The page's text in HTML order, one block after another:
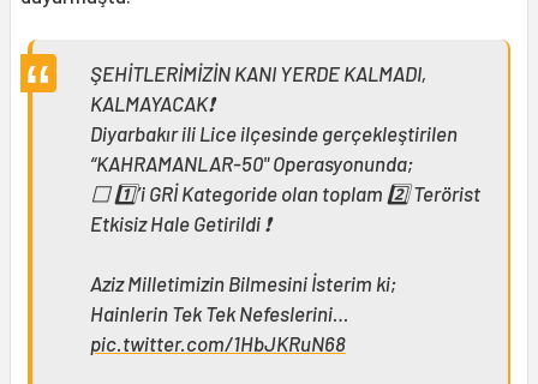
ŞEHİTLERİMİZİN KANI YERDE KALMADI,
KALMAYACAK❗️
Diyarbakır ili Lice ilçesinde gerçekleştirilen
“KAHRAMANLAR-50" Operasyonunda;
⬜️ 1️⃣’i GRİ Kategoride olan toplam 2️⃣ Terörist
Etkisiz Hale Getirildi ❗️
Aziz Milletimizin Bilmesini İsterim ki;
Hainlerin Tek Tek Nefeslerini…
pic.twitter.com/1HbJKRuN68